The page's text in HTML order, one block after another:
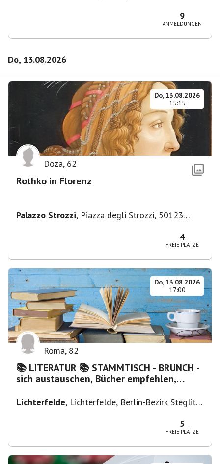
9
ANMELDUNGEN
Do, 13.08.2026
Do, 13.08.2026
15:15
Doza, 62
Rothko in Florenz
Palazzo Strozzi, Piazza degli Strozzi, 50123
4
FREIE PLÄTZE
Do, 13.08.2026
17:00
Roma, 82
📚 LITERATUR 📚 STAMMTISCH - BRUNCH -
sich austauschen, Bücher empfehlen,
Lichterfelde, Lichterfelde, Berlin-Bezirk Steglitz-
5
FREIE PLÄTZE